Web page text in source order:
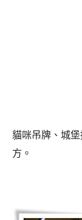
貓咪吊牌、城
方。